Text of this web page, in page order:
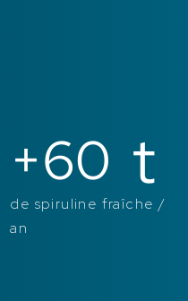
+60 t
de spiruline fraîche /
an